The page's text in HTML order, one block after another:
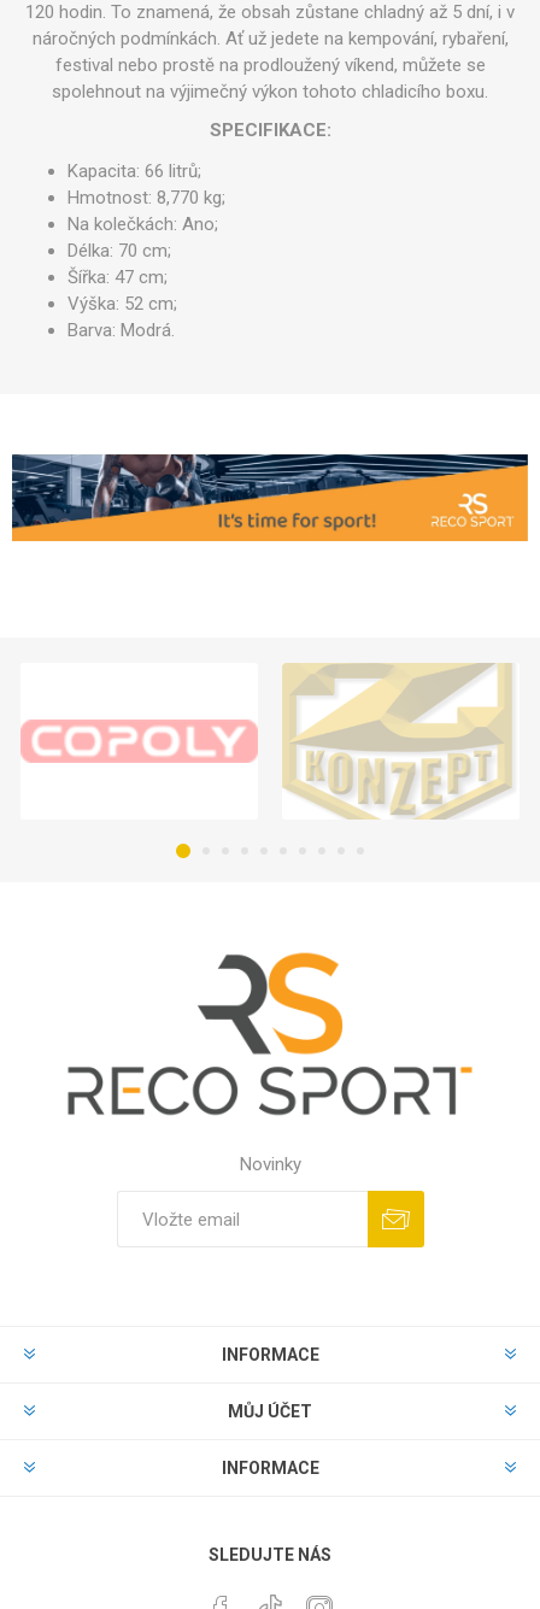
120 hodin. To znamená, že obsah zůstane chladný až 5 dní, i v
náročných podmínkách. Ať už jedete na kempování, rybaření,
festival nebo prostě na prodloužený víkend, můžete se
spolehnout na výjimečný výkon tohoto chladicího boxu.
SPECIFIKACE:
Kapacita: 66 litrů;
Hmotnost: 8,770 kg;
Na kolečkách: Ano;
Délka: 70 cm;
Šířka: 47 cm;
Výška: 52 cm;
Barva: Modrá.
Novinky
INFORMACE
MŮJ ÚČET
INFORMACE
SLEDUJTE NÁS